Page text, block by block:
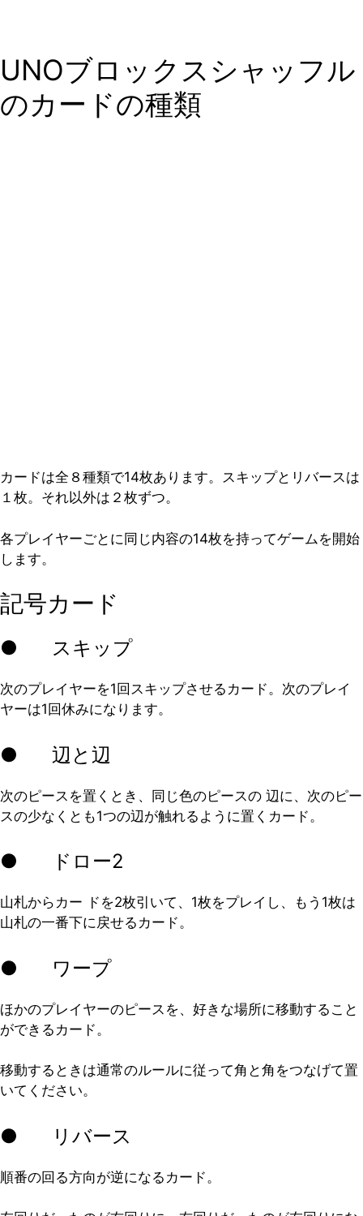
UNOブロックスシャッフル
のカードの種類
カードは全８種類で14枚あります。スキップとリバースは
１枚。それ以外は２枚ずつ。
各プレイヤーごとに同じ内容の14枚を持ってゲームを開始
します。
記号カード
● スキップ
次のプレイヤーを1回スキップさせるカード。次のプレイ
ヤーは1回休みになります。
● 辺と辺
次のピースを置くとき、同じ色のピースの 辺に、次のピー
スの少なくとも1つの辺が触れるように置くカード。
● ドロー2
山札からカー ドを2枚引いて、1枚をプレイし、もう1枚は
山札の一番下に戻せるカード。
● ワープ
ほかのプレイヤーのピースを、好きな場所に移動すること
ができるカード。
移動するときは通常のルールに従って角と角をつなげて置
いてください。
● リバース
順番の回る方向が逆になるカード。